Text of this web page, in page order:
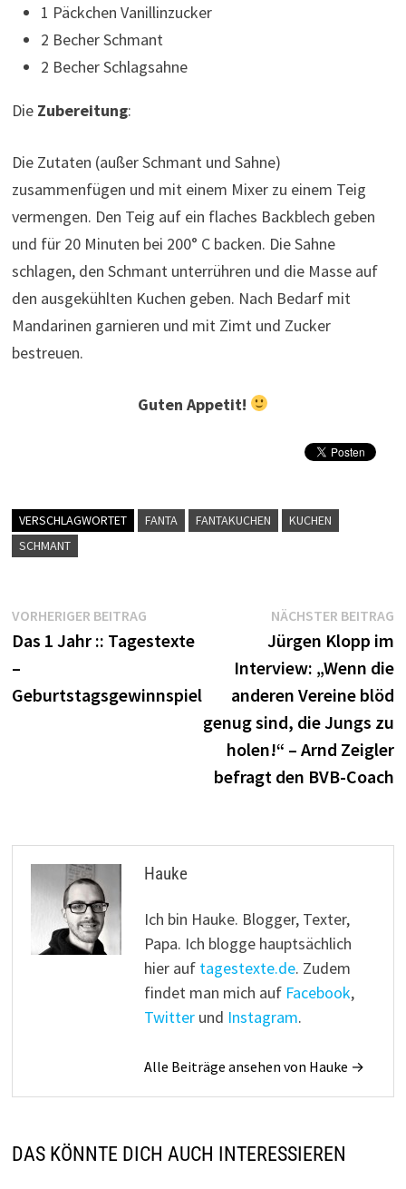
1 Päckchen Vanillinzucker
2 Becher Schmant
2 Becher Schlagsahne
Die Zubereitung:
Die Zutaten (außer Schmant und Sahne)
zusammenfügen und mit einem Mixer zu einem Teig
vermengen. Den Teig auf ein flaches Backblech geben
und für 20 Minuten bei 200° C backen. Die Sahne
schlagen, den Schmant unterrühren und die Masse auf
den ausgekühlten Kuchen geben. Nach Bedarf mit
Mandarinen garnieren und mit Zimt und Zucker
bestreuen.
Guten Appetit!
VERSCHLAGWORTET FANTA FANTAKUCHEN
KUCHEN
SCHMANT
Beitragsnavigation
VORHERIGER BEITRAGVorheriger
Beitrag:
Das 1 Jahr :: Tagestexte
–
Geburtstagsgewinnspiel
NÄCHSTER BEITRAG
Jürgen Klopp im
Interview: „Wenn die
anderen Vereine blöd
genug sind, die Jungs zu
holen!“ – Arnd Zeigler
befragt den BVB-Coach
Hauke
Ich bin Hauke. Blogger, Texter,
Papa. Ich blogge hauptsächlich
hier auf tagestexte.de. Zudem
findet man mich auf Facebook,
Twitterund Instagram.
Alle Beiträge ansehen von Hauke →
DAS KÖNNTE DICH AUCH INTERESSIEREN